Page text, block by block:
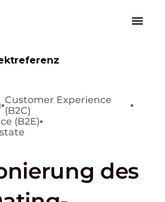
▪Customer Experience
(B2C)
▪
(B2E)▪
des